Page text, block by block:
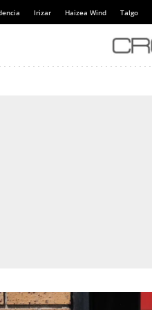
Irizar Haizea Wind Talgo